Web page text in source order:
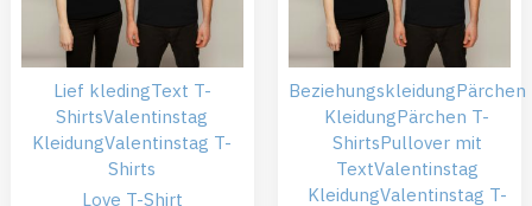
Lief kledingText T-
ShirtsValentinstag
KleidungValentinstag T-
Shirts
Love T-Shirt
BeziehungskleidungPärchen
KleidungPärchen T-
ShirtsPullover mit
TextValentinstag
KleidungValentinstag T-